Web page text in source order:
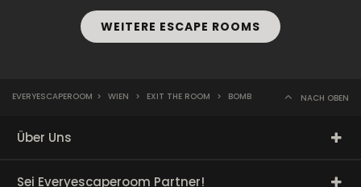
WEITERE ESCAPE ROOMS
EVERYESCAPEROOM > WIEN > EXIT THE ROOM > BOMB NACH OBEN
Über Uns
Sei Everyescaperoom Partner!